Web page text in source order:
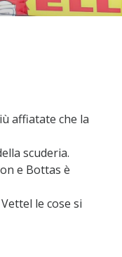
affiatate che la
scuderia.
e Bottas è
le cose si